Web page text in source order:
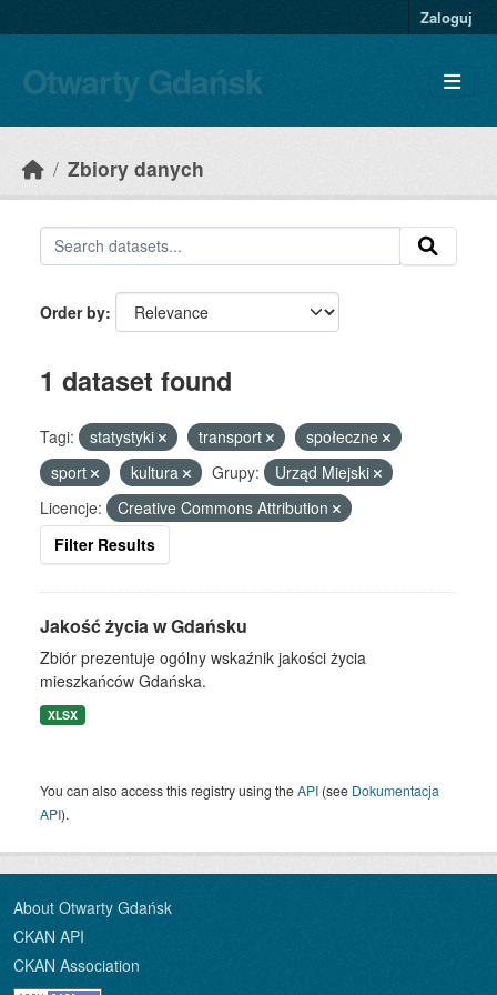
Zaloguj
Otwarty Gdańsk
Zbiory danych
Order by
1 dataset found
Tagi: statystyki transport
społeczne
sport
kultura Grupy:
Urząd Miejski
Licencje:
Creative Commons Attribution
Filter Results
Jakość życia w Gdańsku
Zbiór prezentuje ogólny wskaźnik jakości życia
mieszkańców Gdańska.
XLSX
You can also access this registry using theAPI (see Dokumentacja
API).
About Otwarty Gdańsk
CKAN API
CKAN Association